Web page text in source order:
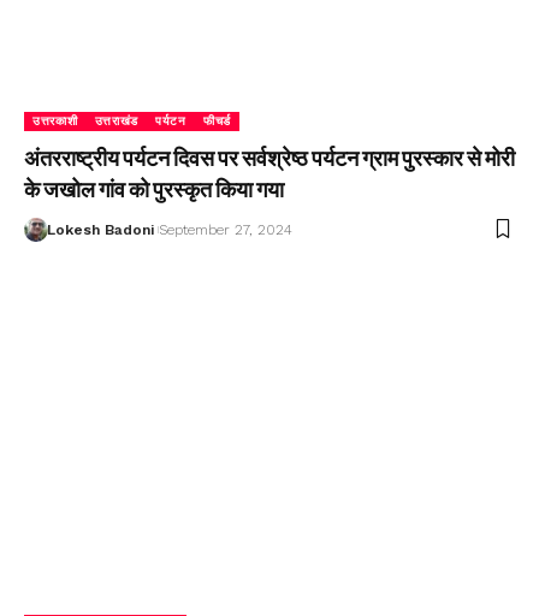
उत्तरकाशी उत्तराखंड पर्यटन फीचर्ड
अंतरराष्ट्रीय पर्यटन दिवस पर सर्वश्रेष्ठ पर्यटन ग्राम पुरस्कार से मोरी
के जखोल गांव को पुरस्कृत किया गया
Lokesh Badoni September 27, 2024